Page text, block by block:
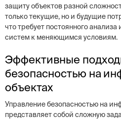
защиту объектов разной
только текущие, но и будущие
что требует постоянного
систем к меняющимся условиям.
Эффективные
безопасностью на
объектах
Управление безопасностью на
представляет собой сложную